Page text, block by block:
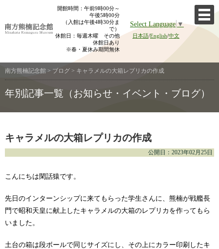
content
開館時間：午前9時00分～
午後5時00分
（入館は午後4時30分ま
で）
休館日：毎週木曜 その他
休館日あり
※春・夏休み期間無休
Select Language▼
日本語/English/中文
南方熊楠記念館 > ブログ > キャラメルの大箱レプリカの作成
年別記事一覧（お知らせ・イベント・ブログ）
キャラメルの大箱レプリカの作成
公開日：2023年02月25日
こんにちは閑話猿です。
先日のインターンシップに来てもらった学生さんに、熊楠が戦艦長
門で昭和天皇に献上したキャラメルの大箱のレプリカを作ってもら
いました。
土台の箱は段ボールで同じサイズにし、その上にカラー印刷したキ